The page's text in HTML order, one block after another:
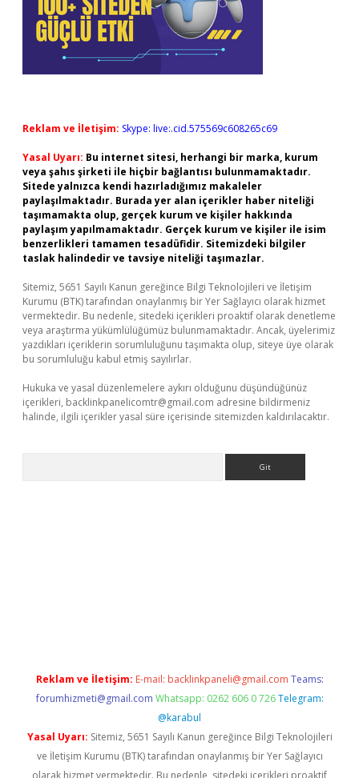
Reklam ve İletişim: Skype: live:.cid.575569c608265c69
Yasal Uyarı: Bu internet sitesi, herhangi bir marka, kurum
veya şahıs şirketi ile hiçbir bağlantısı bulunmamaktadır.
Sitede yalnızca kendi hazırladığımız makaleler
paylaşılmaktadır. Burada yer alan içerikler haber niteliği
taşımamakta olup, gerçek kurum ve kişiler hakkında
paylaşım yapılmamaktadır. Gerçek kurum ve kişiler ile isim
benzerlikleri tamamen tesadüfidir. Sitemizdeki bilgiler
taslak halindedir ve tavsiye niteliği taşımazlar.
Sitemiz, 5651 Sayılı Kanun gereğince Bilgi Teknolojileri ve İletişim
Kurumu (BTK) tarafından onaylanmış bir Yer Sağlayıcı olarak hizmet
vermektedir. Bu nedenle, sitedeki içerikleri proaktif olarak denetleme
veya araştırma yükümlülüğümüz bulunmamaktadır. Ancak, üyelerimiz
yazdıkları içeriklerin sorumluluğunu taşımakta olup, siteye üye olarak
bu sorumluluğu kabul etmiş sayılırlar.
Hukuka ve yasal düzenlemelere aykırı olduğunu düşündüğünüz
içerikleri, backlinkpanelicomtr@gmail.com adresine bildirmeniz
halinde, ilgili içerikler yasal süre içerisinde sitemizden kaldırılacaktır.
Reklam ve İletişim: E-mail: backlinkpaneli@gmail.com Teams:
forumhizmeti@gmail.com Whatsapp: 0262 606 0 726 Telegram:
@karabul
Yasal Uyarı: Sitemiz, 5651 Sayılı Kanun gereğince Bilgi Teknolojileri
ve İletişim Kurumu (BTK) tarafından onaylanmış bir Yer Sağlayıcı
olarak hizmet vermektedir. Bu nedenle, sitedeki içerikleri proaktif